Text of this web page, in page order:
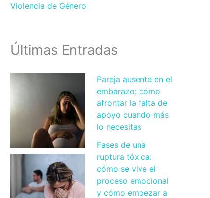
Violencia de Género
Últimas Entradas
Pareja ausente en el
embarazo: cómo
afrontar la falta de
apoyo cuando más
lo necesitas
Fases de una
ruptura tóxica:
cómo se vive el
proceso emocional
y cómo empezar a